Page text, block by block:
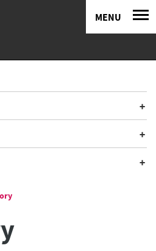
MENU